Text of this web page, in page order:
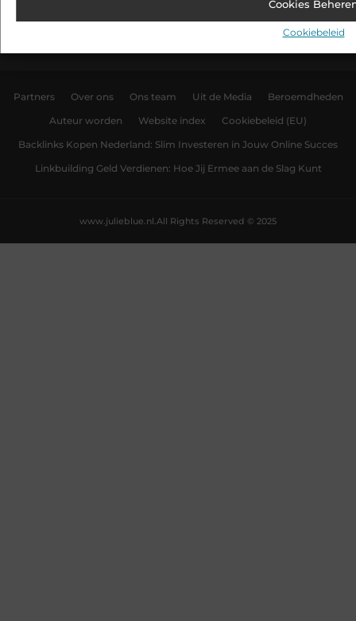
Cookies
Cookiebeleid
creativiteit en reflecties – met een unieke toon en liefde voor
het moment.
Partners Over ons Ons team Uit de Media Beroemdheden
Auteur worden Website index Cookiebeleid (EU)
Backlinks Kopen Nederland: Slim Investeren in Jouw Online Succes
Linkbuilding Geld Verdienen: Hoe Jij Ermee aan de Slag Kunt
All Rights Reserved © 2025
www.julieblue.nl.